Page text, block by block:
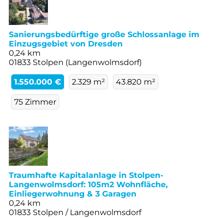
Sanierungsbedürftige große Schlossanlage im
Einzugsgebiet von Dresden
0,24 km
01833 Stolpen (Langenwolmsdorf)
1.550.000 € 2.329 m² 43.820 m²
75 Zimmer
Traumhafte Kapitalanlage in Stolpen-
Langenwolmsdorf: 105m2 Wohnfläche,
Einliegerwohnung & 3 Garagen
0,24 km
01833 Stolpen / Langenwolmsdorf